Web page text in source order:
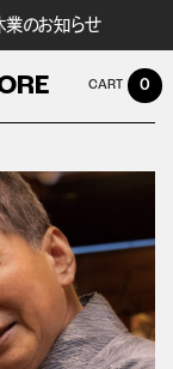
業のお知らせ
0